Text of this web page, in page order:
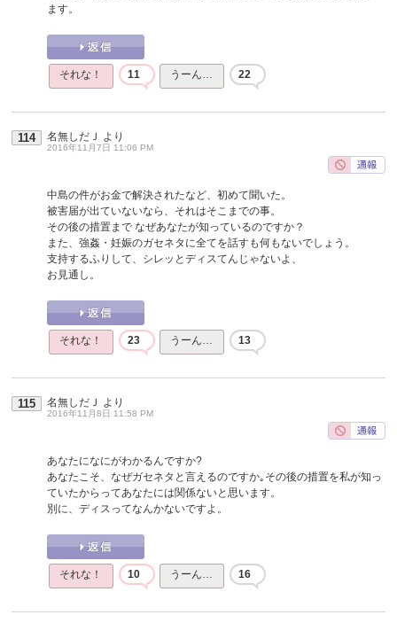
ます。
それな！ 11 うーん… 22
114 名無しだＪ より
2016年11月7日 11:06 PM
中島の件がお金で解決されたなど、初めて聞いた。
被害届が出ていないなら、それはそこまでの事。
その後の措置まで なぜあなたが知っているのですか？
また、強姦・妊娠のガセネタに全てを話すも何もないでしょう。
支持するふりして、シレッとディスてんじゃないよ、
お見通し。
それな！ 23 うーん… 13
115 名無しだＪ より
2016年11月8日 11:58 PM
あなたになにがわかるんですか?
あなたこそ、なぜガセネタと言えるのですか｡その後の措置を私が知っ
ていたからってあなたには関係ないと思います。
別に、ディスってなんかないですよ。
それな！ 10 うーん… 16